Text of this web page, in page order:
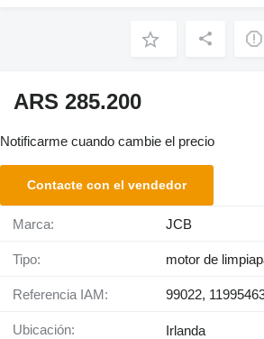
ARS 285.200
Notificarme cuando cambie el precio
Contacte con el vendedor
Marca: JCB
Tipo: motor de
Referencia IAM: 99022,
Ubicación:
Irlanda